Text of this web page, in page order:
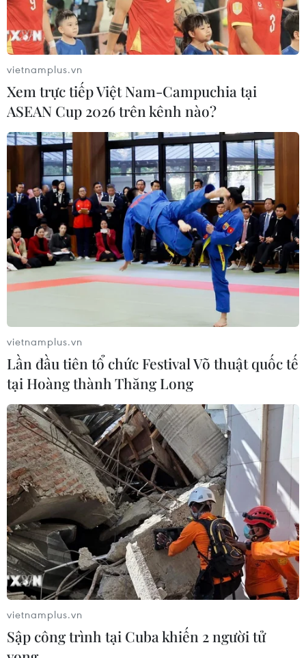
Lực lượng cứu hộ chuyển người bị thương ra khỏi đống đổ nát
sau trận động đất tại Kahramanmaras, Thổ Nhĩ Kỳ ngày
7/2/2023. Ảnh: AFP/TTXVN
(TTXVN/Vietnam+)
#Động đất tại Thổ Nhĩ Kỳ #Syria
#cứu hộ
#Khắc phục hậu quả động đất
#công binh
#quân y
#biên phòng
Thổ Nhĩ Kỳ
vietnamplus.vn
Xem trực tiếp Việt Nam-Campuchia tại
ASEAN Cup 2026 trên kênh nào?
vietnamplus.vn
Lần đầu tiên tổ chức Festival Võ thuật quốc tế
tại Hoàng thành Thăng Long
vietnamplus.vn
Sập công trình tại Cuba khiến 2 người tử